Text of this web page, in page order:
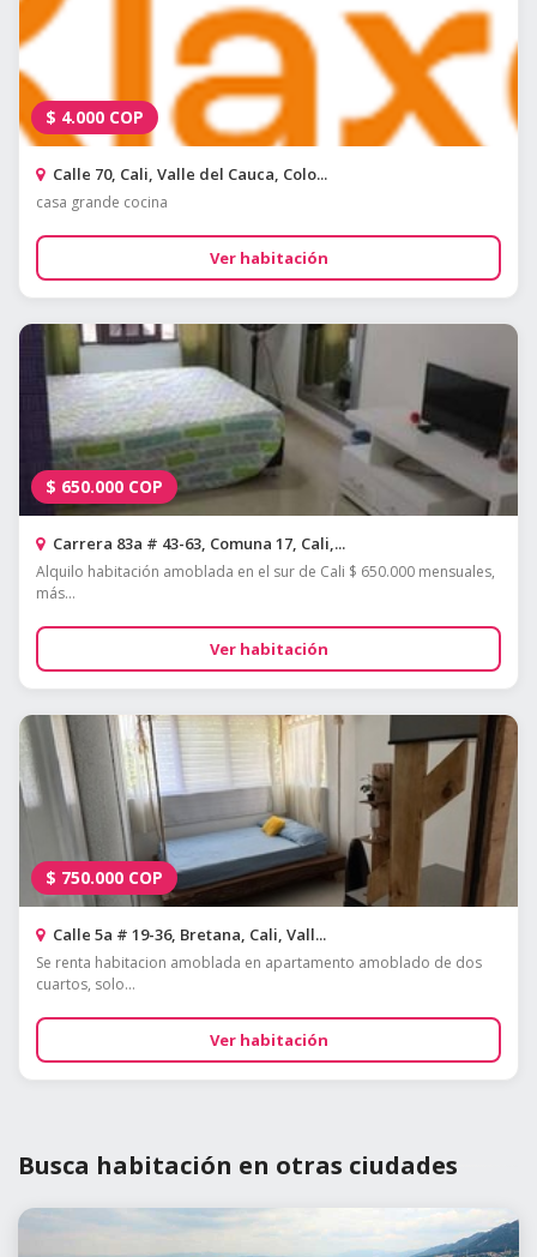
$ 4.000 COP
Calle 70, Cali, Valle del Cauca, Colo...
casa grande cocina
Ver habitación
$ 650.000 COP
Carrera 83a # 43-63, Comuna 17, Cali,...
Alquilo habitación amoblada en el sur de Cali $ 650.000 mensuales,
más...
Ver habitación
$ 750.000 COP
Calle 5a # 19-36, Bretana, Cali, Vall...
Se renta habitacion amoblada en apartamento amoblado de dos
cuartos, solo...
Ver habitación
Busca habitación en otras ciudades